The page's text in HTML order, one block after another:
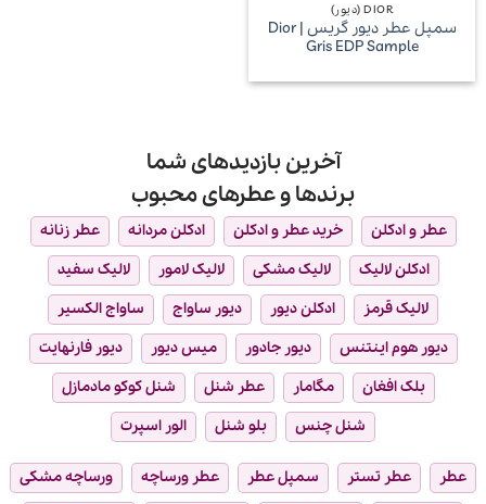
DIOR (دیور)
سمپل عطر دیور گریس | Dior
Gris EDP Sample
آخرین بازدیدهای شما
برندها و عطرهای محبوب
عطر و ادکلن خرید عطر و ادکلن ادکلن مردانه
عطر زنانه
ادکلن لالیک
لالیک مشکی لالیک لامور
لالیک سفید
لالیک قرمز
ادکلن دیور دیور ساواج
ساواج الکسیر
دیور هوم اینتنس
دیور جادور میس دیور
دیور فارنهایت
بلک افغان
مگامار عطر شنل
شنل کوکو مادمازل
شنل چنس
بلو شنل الور اسپرت
عطر عطر تستر سمپل عطر عطر ورساچه
ورساچه مشکی